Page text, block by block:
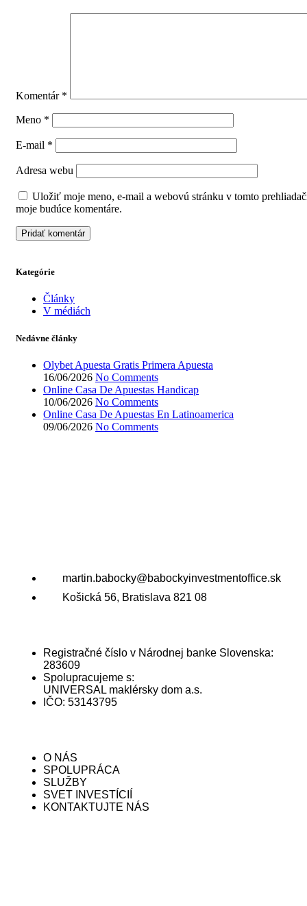
Komentár *
Meno *
E-mail *
Adresa webu
Uložiť moje meno, e-mail a webovú stránku v tomto
moje budúce komentáre.
Kategórie
Články
V médiách
Nedávne články
Olybet Apuesta Gratis Primera Apuesta
16/06/2026 No Comments
Online Casa De Apuestas Handicap
10/06/2026 No Comments
Online Casa De Apuestas En Latinoamerica
09/06/2026 No Comments
martin.babocky@babockyinvestmentoffice.sk
Košická 56, Bratislava 821 08
Registračné číslo v Národnej banke Slovenska:
283609
Spolupracujeme s:
UNIVERSAL maklérsky dom a.s.
IČO: 53143795
O NÁS
SPOLUPRÁCA
SLUŽBY
SVET INVESTÍCIÍ
KONTAKTUJTE NÁS